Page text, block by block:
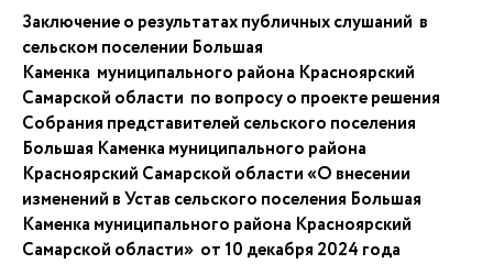
Заключение о результатах публичных слушаний в
сельском поселении Большая
Каменка муниципального района Красноярский
Самарской области по вопросу о проекте решения
Собрания представителей сельского поселения
Большая Каменка муниципального района
Красноярский Самарской области «О внесении
изменений в Устав сельского поселения Большая
Каменка муниципального района Красноярский
Самарской области» от 10 декабря 2024 года